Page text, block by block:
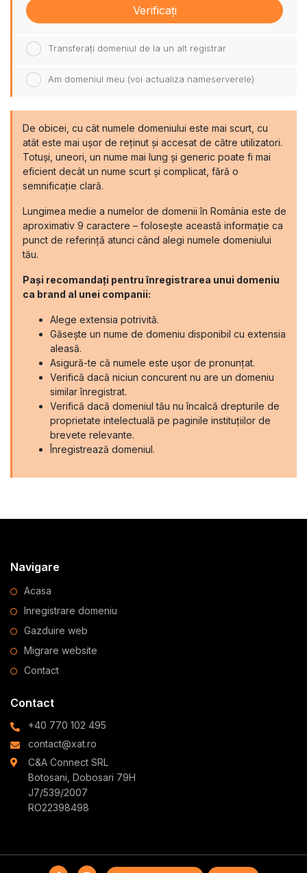
Verificați
Transferați domeniul de la un alt registrar
Am domeniul meu (voi actualiza nameserverele)
De obicei, cu cât numele domeniului este mai scurt, cu
atât este mai ușor de reținut și accesat de către utilizatori.
Totuși, uneori, un nume mai lung și generic poate fi mai
eficient decât un nume scurt și complicat, fără o
semnificație clară.
Lungimea medie a numelor de domenii în România este de
aproximativ 9 caractere – folosește această informație ca
punct de referință atunci când alegi numele domeniului
tău.
Pași recomandați pentru înregistrarea unui domeniu
ca brand al unei companii:
Alege extensia potrivită.
Găsește un nume de domeniu disponibil cu extensia
aleasă.
Asigură-te că numele este ușor de pronunțat.
Verifică dacă niciun concurent nu are un domeniu
similar înregistrat.
Verifică dacă domeniul tău nu încalcă drepturile de
proprietate intelectuală pe paginile instituțiilor de
brevete relevante.
Înregistrează domeniul.
Navigare
Acasa
Inregistrare domeniu
Gazduire web
Migrare website
Contact
Contact
+40 770 102 495
contact@xat.ro
C&A Connect SRL
Botosani, Dobosari 79H
J7/539/2007
RO22398498